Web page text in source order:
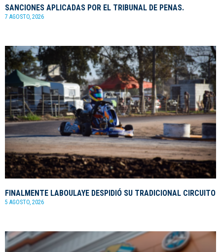
SANCIONES APLICADAS POR EL TRIBUNAL DE PENAS.
7 AGOSTO, 2026
FINALMENTE LABOULAYE DESPIDIÓ SU TRADICIONAL CIRCUITO
5 AGOSTO, 2026